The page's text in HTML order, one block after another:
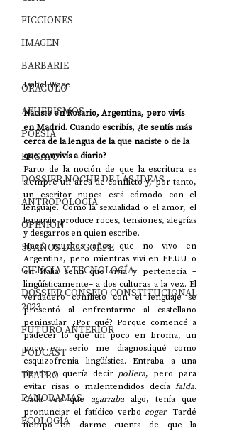
FICCIONES
IMAGEN
BARBARIE
ORÁCULO
AFUERISMOS
POESÍA
ENSAYO
DOSSIER NOCHE DE LAS IDEAS
ANTROPOLOGÍA
OPINIÓN
50 AÑOS DEL GOLPE
CIENCIA Y TECNOLOGÍA
DOSSIER CONSEJO CONSTITUCIONAL
2023
FUTURO ANTERIOR
PODCAST
TEATRO
PANORAMAS
ECOLOGÍA
Isabel Wage
Naciste en Rosario, Argentina, pero vivís
en Madrid. Cuando escribís, ¿te sentís más
cerca de la lengua de la que naciste o de la
que convivís a diario?
Parto de la noción de que la escritura es
siempre un área de conflicto y, por tanto,
un escritor nunca está cómodo con el
lenguaje. Como la sexualidad o el amor, el
lenguaje produce roces, tensiones, alegrías
y desgarros en quien escribe.
Hace muchos años que no vivo en
Argentina, pero mientras viví en EE.UU. o
en Italia sentí que vivía y pertenecía –
lingüísticamente– a dos culturas a la vez. El
verdadero conflicto con el lenguaje se
presentó al enfrentarme al castellano
peninsular. ¿Por qué? Porque comencé a
padecer lo que un poco en broma, un
poco en serio me diagnostiqué como
esquizofrenia lingüística. Entraba a una
tienda y quería decir pollera, pero para
evitar risas o malentendidos decía falda.
Cada vez que agarraba algo, tenía que
pronunciar el fatídico verbo coger. Tardé
tiempo en darme cuenta de que la